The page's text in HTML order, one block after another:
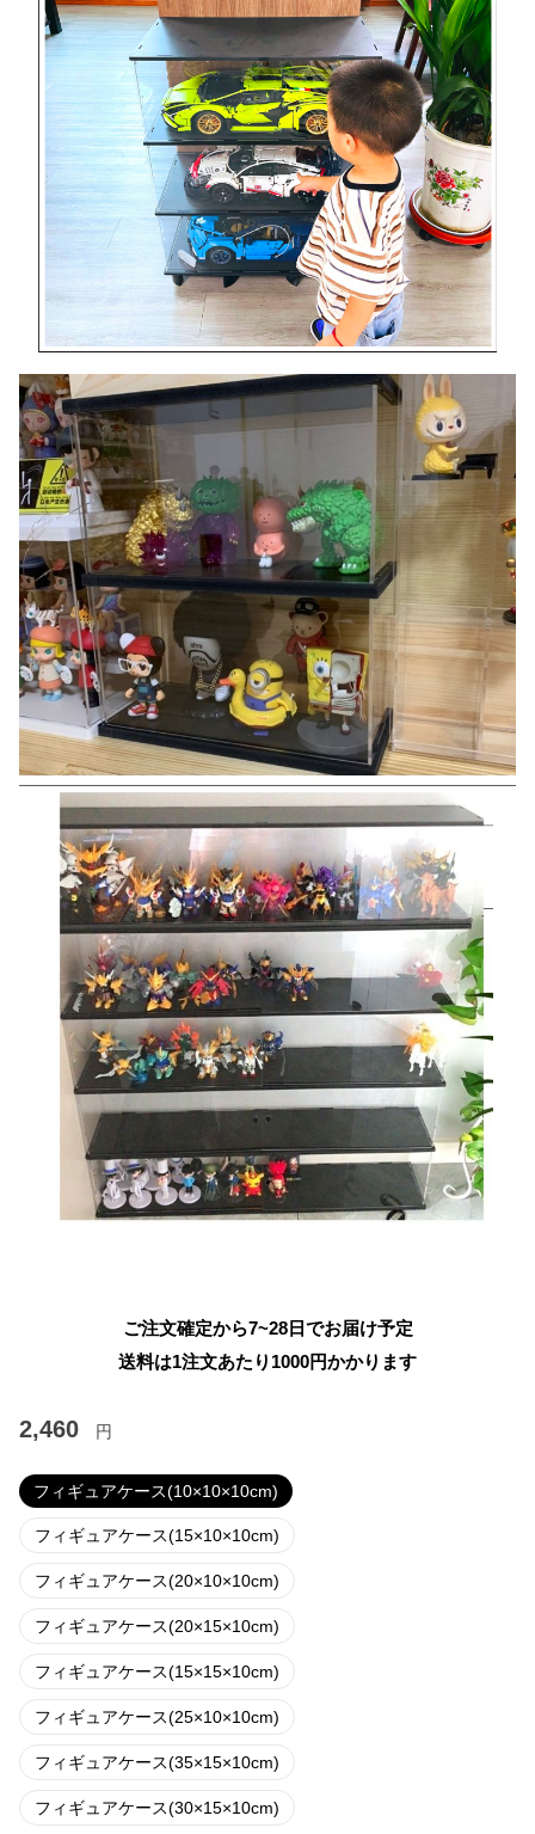
ご注文確定から7~28日でお届け予定
送料は1注文あたり 1000円かかります
2,460 円
フィギュアケース(10×10×10cm)
フィギュアケース(15×10×10cm)
フィギュアケース(20×10×10cm)
フィギュアケース(20×15×10cm)
フィギュアケース(15×15×10cm)
フィギュアケース(25×10×10cm)
フィギュアケース(35×15×10cm)
フィギュアケース(30×15×10cm)